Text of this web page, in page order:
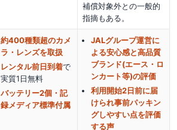
補償対象外との一般的
指摘もある。
約400種類超のカメ
ラ・レンズを取扱
レンタル前日到着で
実質1日無料
バッテリー2個・記
録メディア標準付属
JALグループ運営に
よる安心感と高品質
ブランド(エース・ロ
ンカート等)の評価
利用開始2日前に届
けられ事前パッキン
グしやすい点を評価
する声